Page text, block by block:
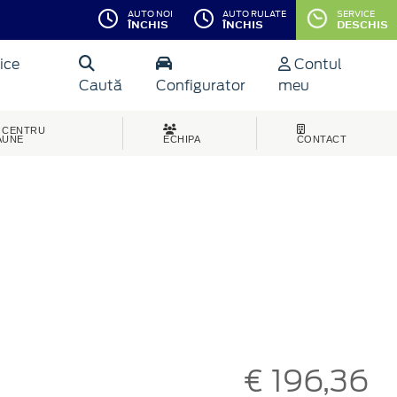
AUTO NOI
ÎNCHIS
AUTO RULATE
ÎNCHIS
SERVICE
DESCHIS
Caută Configurator
Contul
meu
CENTRU
ECHIPA CONTACT
€ 196,36